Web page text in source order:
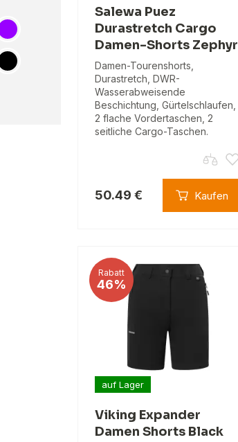
Salewa Puez
Durastretch Cargo
Damen-Shorts Zephyr
Damen-Tourenshorts,
Durastretch, DWR-
Wasserabweisende
Beschichtung, Gürtelschlaufen,
2 flache Vordertaschen, 2
seitliche Cargo-Taschen.
50.49 € Kaufen
Rabatt
46%
auf Lager
Viking Expander
Damen Shorts Black